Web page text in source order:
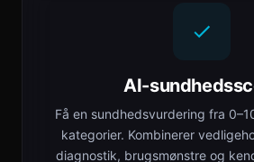
AI-
Få en sundhedsvurdering fra
kategorier. Kombinerer
diagnostik, brugsmønstre og